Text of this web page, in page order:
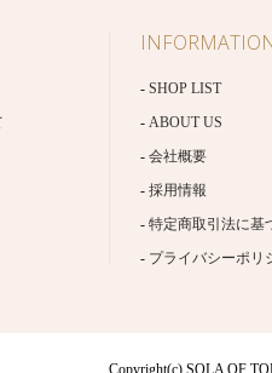
SHOP LIST
ABOUT US
会社概要
採用情報
特定商取引法に基
プライバシーポリ
Copyright(c) SOLA OF